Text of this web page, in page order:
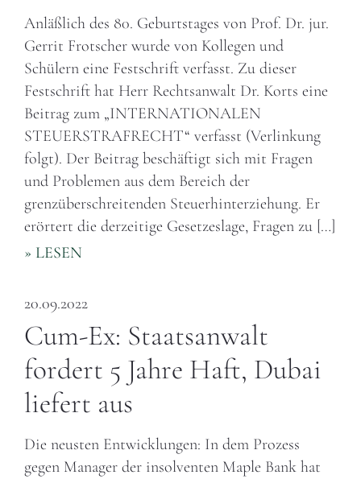
Anläßlich des 80. Geburtstages von Prof. Dr. jur.
Gerrit Frotscher wurde von Kollegen und
Schülern eine Festschrift verfasst. Zu dieser
Festschrift hat Herr Rechtsanwalt Dr. Korts eine
Beitrag zum „INTERNATIONALEN
STEUERSTRAFRECHT“ verfasst (Verlinkung
folgt). Der Beitrag beschäftigt sich mit Fragen
und Problemen aus dem Bereich der
grenzüberschreitenden Steuerhinterziehung. Er
erörtert die derzeitige Gesetzeslage, Fragen zu […]
» LESEN
20.09.2022
Cum-Ex: Staatsanwalt
fordert 5 Jahre Haft, Dubai
liefert aus
Die neusten Entwicklungen: In dem Prozess
gegen Manager der insolventen Maple Bank hat